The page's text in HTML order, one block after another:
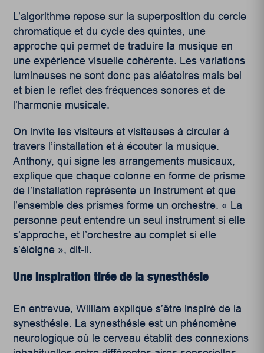
L’algorithme repose sur la superposition du cercle
chromatique et du cycle des quintes, une
approche qui permet de traduire la musique en
une expérience visuelle cohérente. Les variations
lumineuses ne sont donc pas aléatoires mais bel
et bien le reflet des fréquences sonores et de
l’harmonie musicale.
On invite les visiteurs et visiteuses à circuler à
travers l’installation et à écouter la musique.
Anthony, qui signe les arrangements musicaux,
explique que chaque colonne en forme de prisme
de l’installation représente un instrument et que
l’ensemble des prismes forme un orchestre. « La
personne peut entendre un seul instrument si elle
s’approche, et l’orchestre au complet si elle
s’éloigne », dit-il.
Une inspiration tirée de la synesthésie
En entrevue, William explique s’être inspiré de la
synesthésie. La synesthésie est un phénomène
neurologique où le cerveau établit des connexions